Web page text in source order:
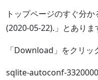
トップページのすぐ分
(2020-05-22).」とありま
「Download」をクリッ
sqlite-autoconf-